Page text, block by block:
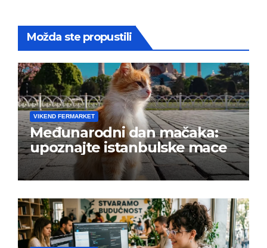
Možda ste propustili
VIKEND FERMARKET
Međunarodni dan mačaka:
upoznajte istanbulske mace